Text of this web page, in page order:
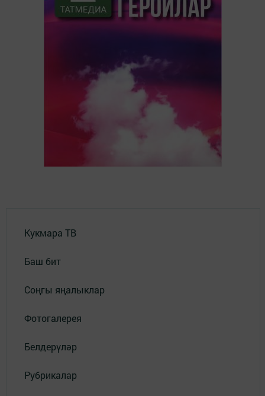
Кукмара ТВ
Баш бит
Соңгы яңалыклар
Фотогалерея
Белдерүләр
Рубрикалар